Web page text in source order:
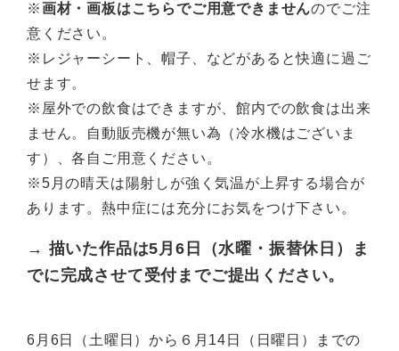
※画材・画板はこちらでご用意できませんのでご注
意ください。
※レジャーシート、帽子、などがあると快適に過ご
せます。
※屋外での飲食はできますが、館内での飲食は出来
ません。自動販売機が無い為（冷水機はございま
す）、各自ご用意ください。
※5月の晴天は陽射しが強く気温が上昇する場合が
あります。熱中症には充分にお気をつけ下さい。
→ 描いた作品は5月6日（水曜・振替休日）ま
でに完成させて受付までご提出ください。
6月6日（土曜日）から６月14日（日曜日）までの